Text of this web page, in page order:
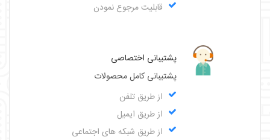
قابلیت مرجوع نمودن
پشتیبانی اختصاصی
پشتیبانی کامل محصولات
از طریق تلفن
از طریق ایمیل
از طریق شبکه های اجتماعی